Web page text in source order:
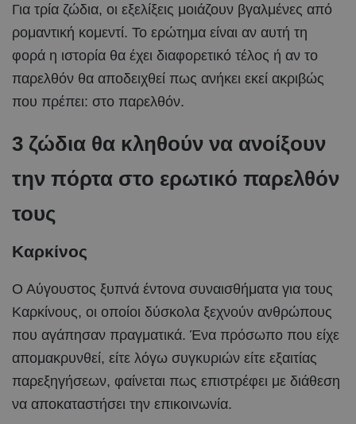
Για τρία ζώδια, οι εξελίξεις μοιάζουν βγαλμένες από
ρομαντική κομεντί. Το ερώτημα είναι αν αυτή τη
φορά η ιστορία θα έχει διαφορετικό τέλος ή αν το
παρελθόν θα αποδειχθεί πως ανήκει εκεί ακριβώς
που πρέπει: στο παρελθόν.
3 ζώδια θα κληθούν να ανοίξουν
την πόρτα στο ερωτικό παρελθόν
τους
Καρκίνος
Ο Αύγουστος ξυπνά έντονα συναισθήματα για τους
Καρκίνους, οι οποίοι δύσκολα ξεχνούν ανθρώπους
που αγάπησαν πραγματικά. Ένα πρόσωπο που είχε
απομακρυνθεί, είτε λόγω συγκυριών είτε εξαιτίας
παρεξηγήσεων, φαίνεται πως επιστρέφει με διάθεση
να αποκαταστήσει την επικοινωνία.